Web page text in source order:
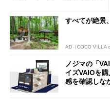
すべてが絶景
AD（COCO VILLA
ノジマの「
イズVAIOを
感を確認しな